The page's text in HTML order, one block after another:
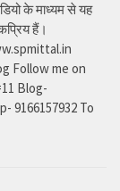
के माध्यम से यह
हैं।
Follow me on
Blog-
9166157932 To